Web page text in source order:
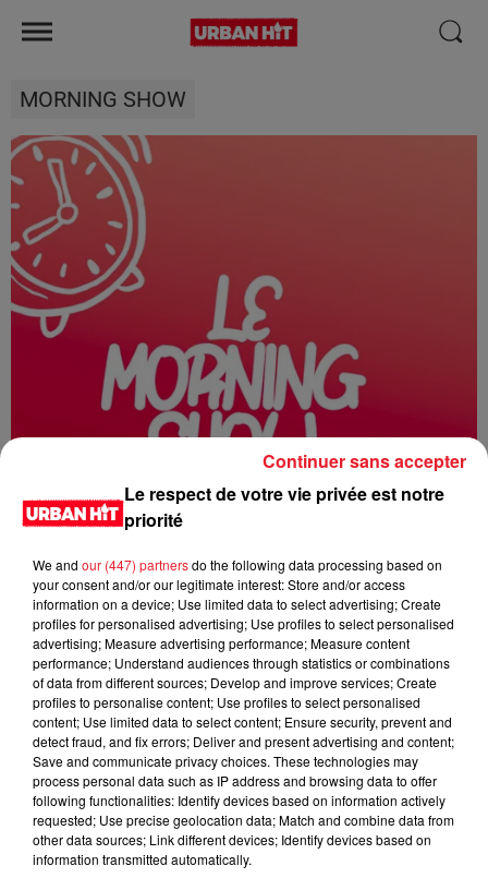
MORNING SHOW
0:00 3 sec
22 juin 2026 - 3 sec
MORNING SHOW 08H06 du 19.06.2026
Le respect de votre vie privée est notre
priorité
We and our (447) partnersdo the following data processing based on
your consent and/or our legitimate interest: Store and/or access
information on a device; Use limited data to select advertising; Create
profiles for personalised advertising; Use profiles to select personalised
advertising; Measure advertising performance; Measure content
performance; Understand audiences through statistics or combinations
of data from different sources; Develop and improve services; Create
profiles to personalise content; Use profiles to select personalised
content; Use limited data to select content; Ensure security, prevent and
detect fraud, and fix errors; Deliver and present advertising and content;
Save and communicate privacy choices. These technologies may
process personal data such as IP address and browsing data to offer
following functionalities: Identify devices based on information actively
requested; Use precise geolocation data; Match and combine data from
other data sources; Link different devices; Identify devices based on
information transmitted automatically.
Continuer sans accepter